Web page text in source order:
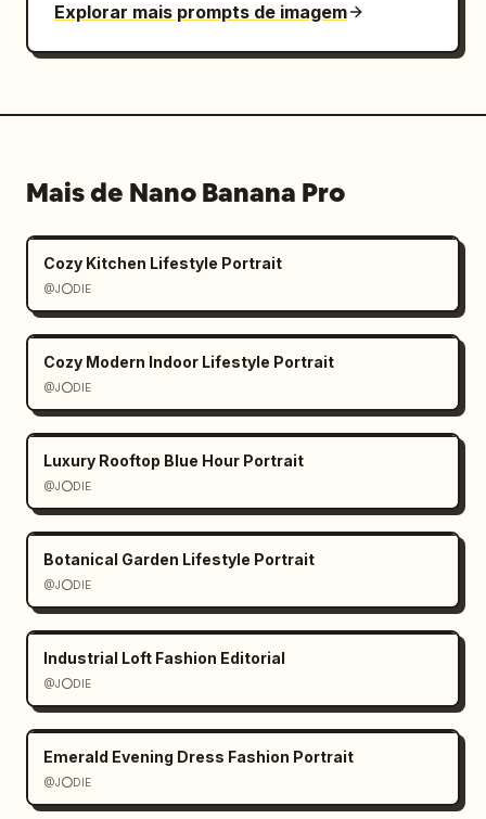
Explorar mais prompts de imagem
Mais de Nano Banana Pro
Cozy Kitchen Lifestyle Portrait
@J⭕DIE
Cozy Modern Indoor Lifestyle Portrait
@J⭕DIE
Luxury Rooftop Blue Hour Portrait
@J⭕DIE
Botanical Garden Lifestyle Portrait
@J⭕DIE
Industrial Loft Fashion Editorial
@J⭕DIE
Emerald Evening Dress Fashion Portrait
@J⭕DIE